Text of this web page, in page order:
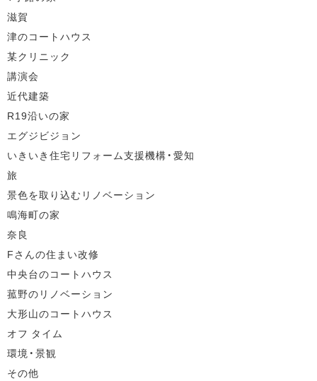
滋賀
津のコートハウス
某クリニック
講演会
近代建築
R19沿いの家
エグジビジョン
いきいき住宅リフォーム支援機構・愛知
旅
景色を取り込むリノベーション
鳴海町の家
奈良
Fさんの住まい改修
中央台のコートハウス
菰野のリノベーション
大形山のコートハウス
オフ タイム
環境・景観
その他